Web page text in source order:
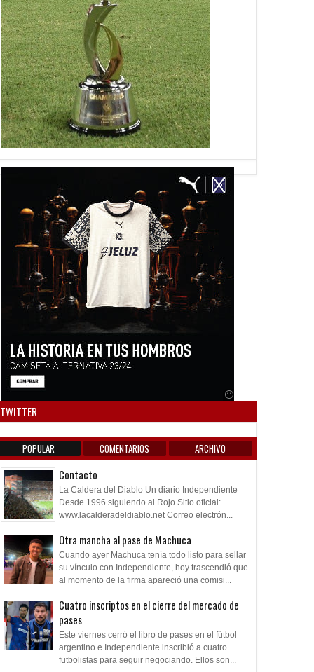
TWITTER
POPULAR COMENTARIOS ARCHIVO
Contacto
La Caldera del Diablo Un diario Independiente
Desde 1996 siguiendo al Rojo Sitio oficial:
www.lacalderadeldiablo.net Correo electrón...
Otra mancha al pase de Machuca
Cuando ayer Machuca tenía todo listo para sellar
su vínculo con Independiente, hoy trascendió que
al momento de la firma apareció una comisi...
Cuatro inscriptos en el cierre del mercado de
pases
Este viernes cerró el libro de pases en el fútbol
argentino e Independiente inscribió a cuatro
futbolistas para seguir negociando. Ellos son...